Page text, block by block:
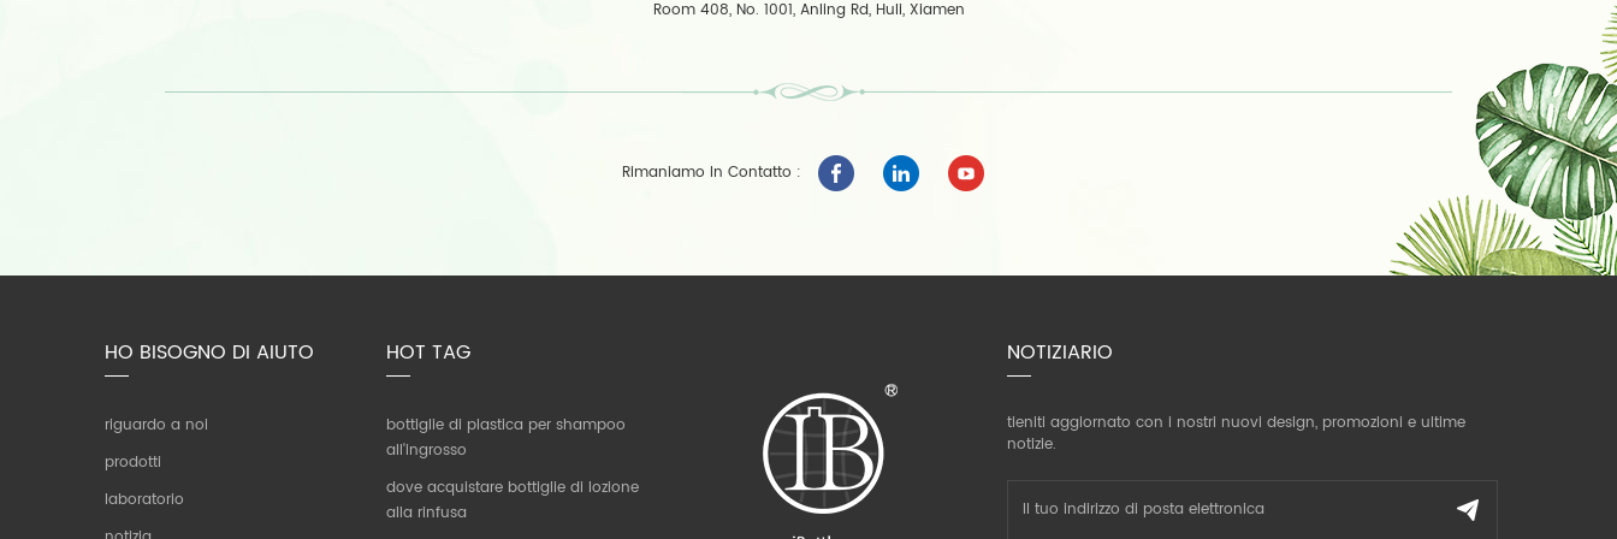
Room 408, No. 1001, Anling Rd, Huli, Xiamen
Rimaniamo In Contatto :
HO BISOGNO DI AIUTO
riguardo a noi
prodotti
laboratorio
HOT TAG
bottiglie di plastica per shampoo
all'ingrosso
dove acquistare bottiglie di lozione
alla rinfusa
NOTIZIARIO
tieniti aggiornato con i nostri nuovi design, promozioni e ultime
notizie.